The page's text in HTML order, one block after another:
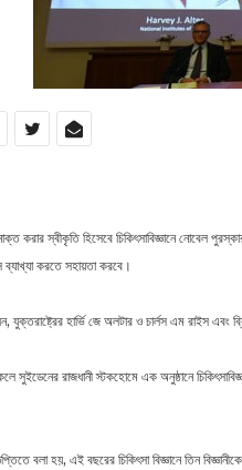
করার স্বীকৃতি হিসেবে চিকিৎসাবিজ্ঞানে নোবেল
করতে সহায়তা করবে।
যুক্তরাষ্ট্রের হার্ভি জে অলটার ও চার্লস এম রাইস এবং
সুইডেনের রাজধানী স্টকহোমে এক অনুষ্ঠানে
বলা হয়, এই বছরের চিকিৎসা বিজ্ঞানে তিন